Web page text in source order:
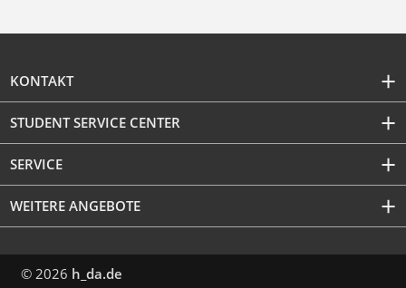
KONTAKT
STUDENT SERVICE CENTER
SERVICE
WEITERE ANGEBOTE
© 2026 h_da.de